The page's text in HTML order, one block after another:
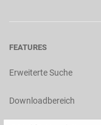
FEATURES
Erweiterte Suche
Downloadbereich